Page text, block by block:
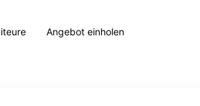
Angebot einholen